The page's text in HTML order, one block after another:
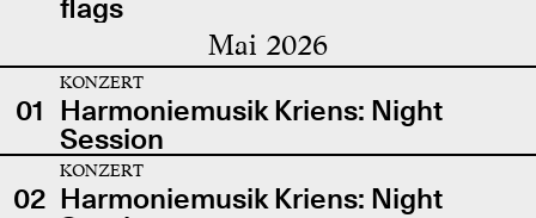
flags
Mai 2026
01
KONZERT
Harmoniemusik Kriens: Night
Session
02
KONZERT
Harmoniemusik Kriens: Night